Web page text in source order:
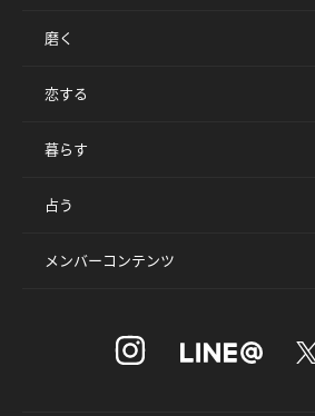
磨く
恋する
暮らす
占う
メンバーコンテンツ